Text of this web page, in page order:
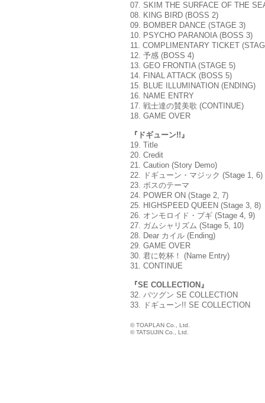
07. SKIM THE SURFACE OF THE
08. KING BIRD (BOSS 2)
09. BOMBER DANCE (STAGE 3)
10. PSYCHO PARANOIA (BOSS 3)
11. COMPLIMENTARY TICKET
12. 予感 (BOSS 4)
13. GEO FRONTIA (STAGE 5)
14. FINAL ATTACK (BOSS 5)
15. BLUE ILLUMINATION (ENDING)
16. NAME ENTRY
17. 戦士達の賛美歌 (CONTINUE)
18. GAME OVER
『ドギューン!!』
19. Title
20. Credit
21. Caution (Story Demo)
22. ドギューン・マジック (Stage 1, 6)
23. ボスのテーマ
24. POWER ON (Stage 2, 7)
25. HIGHSPEED QUEEN (Stage 3, 8)
26. オンモロイド・ブギ (Stage 4, 9)
27. ガムシャリズム (Stage 5, 10)
28. Dear カイル (Ending)
29. GAME OVER
30. 君に乾杯！ (Name Entry)
31. CONTINUE
『SE COLLECTION』
32. バツグン SE COLLECTION
33. ドギューン!! SE COLLECTION
© TOAPLAN Co., Ltd.
© TATSUJIN Co., Ltd.